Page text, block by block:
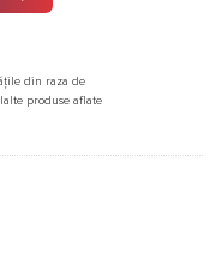
din raza de
produse aflate